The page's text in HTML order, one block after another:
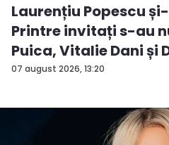
07 august 2026, 13:20
Laurențiu Popescu
Printre invitați s-au
Puica, Vitalie Dani și
P...